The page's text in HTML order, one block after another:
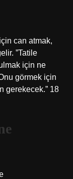
can atmak,
”Tatile
için ne
görmek için
gerekecek.” 18